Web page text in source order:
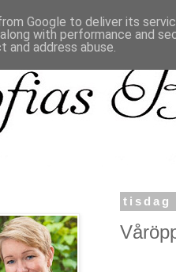
tisdag
Google to deliver its
with performance and
address abuse.